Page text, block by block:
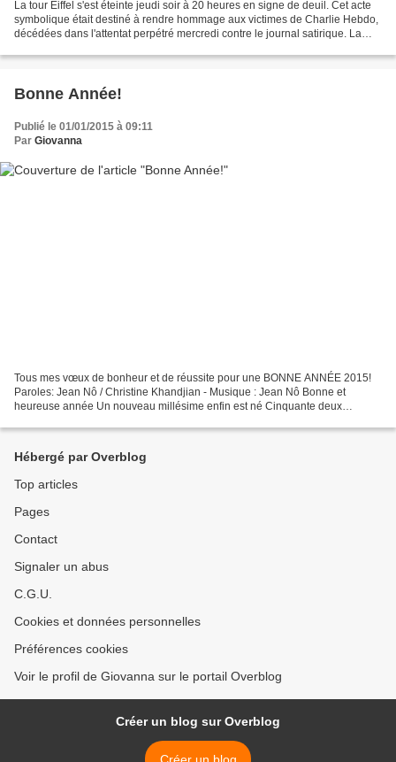
La tour Eiffel s'est éteinte jeudi soir à 20 heures en signe de deuil. Cet acte
symbolique était destiné à rendre hommage aux victimes de Charlie Hebdo,
décédées dans l'attentat perpétré mercredi contre le journal satirique. La
Bonne Année!
Publié le 01/01/2015 à 09:11
Par Giovanna
Tous mes vœux de bonheur et de réussite pour une BONNE ANNÉE 2015!
Paroles: Jean Nô / Christine Khandjian - Musique : Jean Nô Bonne et
heureuse année Un nouveau millésime enfin est né Cinquante deux
Hébergé par Overblog
Top articles
Pages
Contact
Signaler un abus
C.G.U.
Cookies et données personnelles
Préférences cookies
Voir le profil de Giovanna sur le portail Overblog
Créer un blog sur Overblog